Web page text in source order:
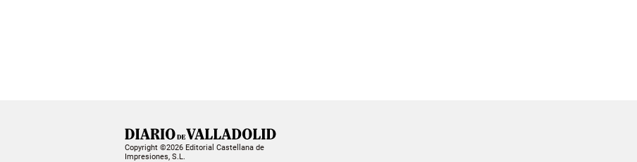
Copyright ©2026 Editorial Castellana de
Impresiones, S.L.